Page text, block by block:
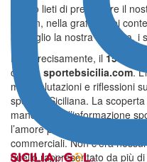
Siamo lieti di presentare il
design, nella grafica, nei
al meglio la nostra impresa, i
Era, precisamente, il 15
on line sportebsicilia.com.
mille valutazioni e riflessioni
sportiva Siciliana. La
mancava nell’informazione
l’amore per lo sport che
commerciali. Non c’era
quello rappresentato da più